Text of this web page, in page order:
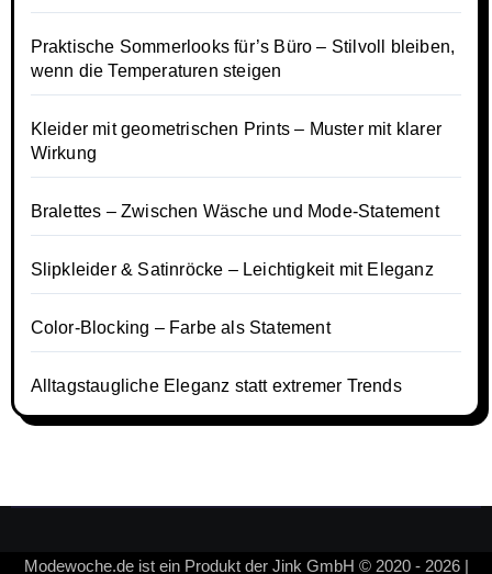
Praktische Sommerlooks für’s Büro – Stilvoll bleiben,
wenn die Temperaturen steigen
Kleider mit geometrischen Prints – Muster mit klarer
Wirkung
Bralettes – Zwischen Wäsche und Mode-Statement
Slipkleider & Satinröcke – Leichtigkeit mit Eleganz
Color-Blocking – Farbe als Statement
Alltagstaugliche Eleganz statt extremer Trends
Modewoche.de ist ein Produkt der Jink GmbH © 2020 - 2026 |